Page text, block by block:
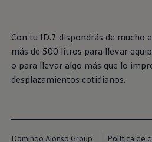
Vehículos híbridos
Todo sobre ID.
Cambiando a la
Actualización de
Carga y autonomía
Cargador ID.
Instalación Punto
Con tu ID.7 dispondrás de mucho
más de 500 litros para llevar
o para llevar algo más que lo
desplazamientos cotidianos.
Domingo Alonso Group Política de